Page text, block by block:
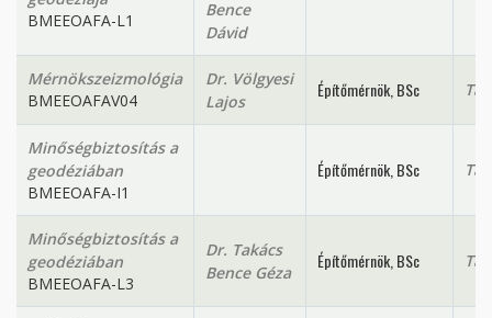
BMEEOAFA-L1
Bence
Dávid
Mérnökszeizmológia
BMEEOAFAV04
Dr. Völgyesi
Lajos
Építőmérnök, BSc
Minőségbiztosítás a
geodéziában
BMEEOAFA-I1
Építőmérnök, BSc
Minőségbiztosítás a
geodéziában
BMEEOAFA-L3
Dr. Takács
Bence Géza
Építőmérnök, BSc